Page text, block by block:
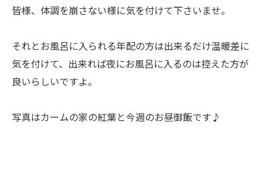
皆様、体調を崩さない様に気を付けて下さいませ。
それとお風呂に入られる年配の方は出来るだけ温暖差に
気を付けて、出来れば夜にお風呂に入るのは控えた方が
良いらしいですよ。
写真はカームの家の紅葉と今週のお昼御飯です♪